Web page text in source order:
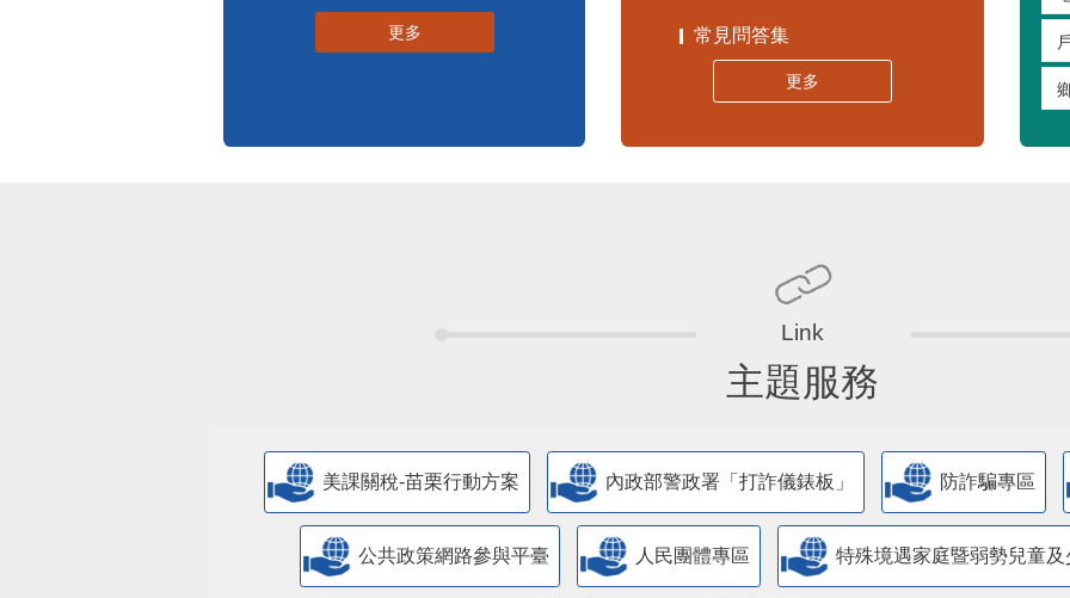
更多 常見問答集
更多
主題服務
美課關稅-苗栗行動方案 內政部警政署「打詐儀錶板」 防詐騙專區
公共政策網路參與平臺 人民團體專區 特殊境遇家庭暨弱勢兒童